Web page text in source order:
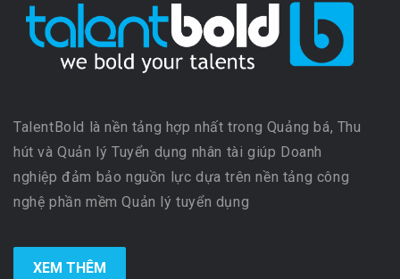
TalentBold là nền tảng hợp nhất trong Quảng bá, Thu
hút và Quản lý Tuyển dụng nhân tài giúp Doanh
nghiệp đảm bảo nguồn lực dựa trên nền tảng công
nghệ phần mềm Quản lý tuyển dụng
XEM THÊM